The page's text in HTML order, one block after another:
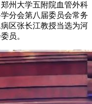
州大学五附院血管外科
分会第八届委员会常务
区张长江教授当选为河
员。